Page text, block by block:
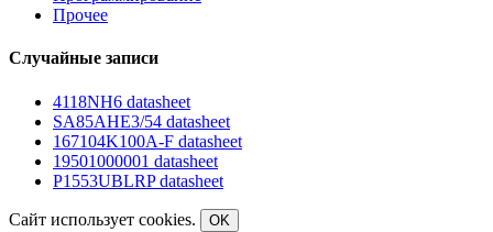
Прочее
Случайные записи
4118NH6 datasheet
SA85AHE3/54 datasheet
167104K100A-F datasheet
19501000001 datasheet
P1553UBLRP datasheet
Сайт использует cookies.
OK